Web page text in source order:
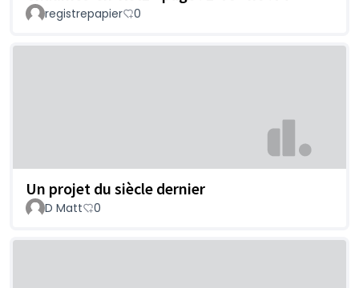
registrepapier 0
Un projet du siècle dernier
D Matt 0